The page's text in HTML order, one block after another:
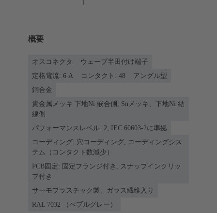
概要
オスコネクタ
ウェーブ半田付け端子
定格電流: ‌6 A
コンタクト: 48
アングル型
銅合金
貴金属メッキ 下地Ni 嵌合側, Snメッキ、下地Ni 結
線側
パフォーマンスレベル: 2, IEC 60603-2に準拠
コーディング: 穴コーディング, コーディングシス
テム（コンタクト数減少）
PCB固定: 固定フランジ付き, スナップインクリッ
プ付き
サーモプラスチック製、ガラス繊維入り
RAL 7032 （ぺブルグレー）